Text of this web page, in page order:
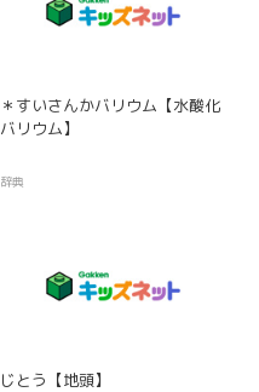
＊すいさんかバリウム【水酸化
バリウム】
辞典
じとう【地頭】